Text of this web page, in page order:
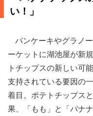
い！」
パンケーキやグラノ
ーケットに湖池屋が新
トチップスの新しい可
支持されている要因の
着目。ポテトチップス
果、「もも」と「バナ